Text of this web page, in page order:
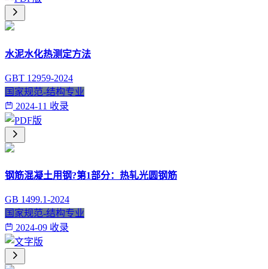
水泥水化热测定方法
GBT 12959-2024
国家规范-结构专业
2024-11 收录
钢筋混凝土用钢?第1部分：热轧光圆钢筋
GB 1499.1-2024
国家规范-结构专业
2024-09 收录